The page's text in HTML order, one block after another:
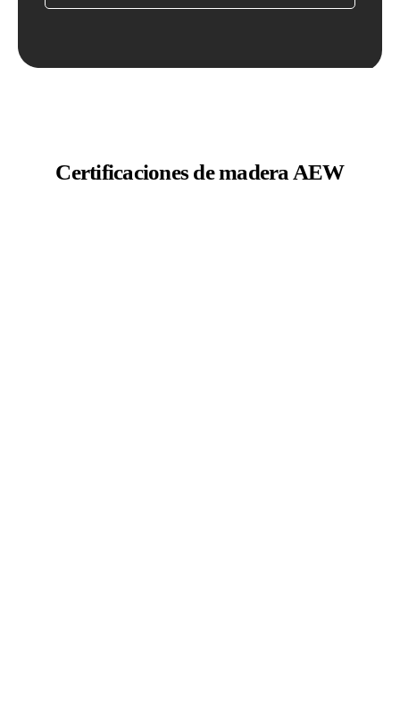
Certificaciones de madera AEW